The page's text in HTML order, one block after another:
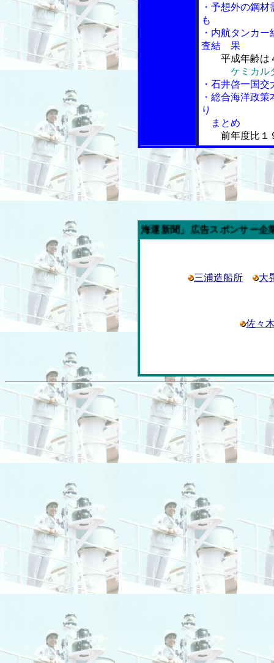
・予想外の鋼
も
・内航タンカ
査結 果
平成年齢は
ケミカル
・石井啓一国
・総合海洋政
り
まとめ
前年度比１
今週の「内航海運新聞」広告スポンサー企業
三浦造船所 大
佐々